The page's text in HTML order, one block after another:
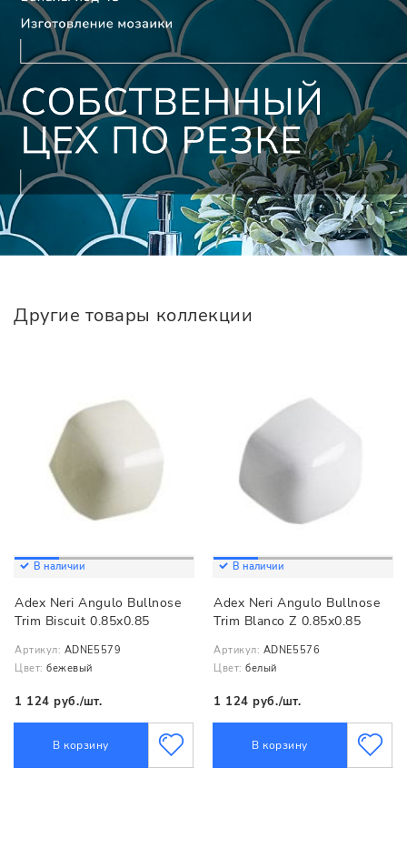
Другие товары коллекции
В наличии
Adex Neri Angulo Bullnose
Trim Biscuit 0.85x0.85
Артикул: ADNE5579
Цвет: бежевый
1 124 руб./шт.
В корзину
В наличии
Adex Neri Angulo Bullnose
Trim Blanco Z 0.85x0.85
Артикул: ADNE5576
Цвет: белый
1 124 руб./шт.
В корзину